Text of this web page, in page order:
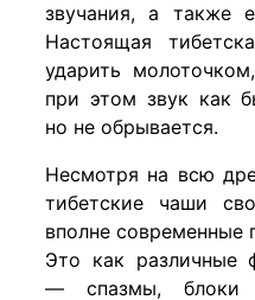
звучания, а также
Настоящая
ударить
при этом звук как
но не обрывается.
Несмотря на всю
тибетские чаши
вполне современные
Это как различные
— спазмы, блоки